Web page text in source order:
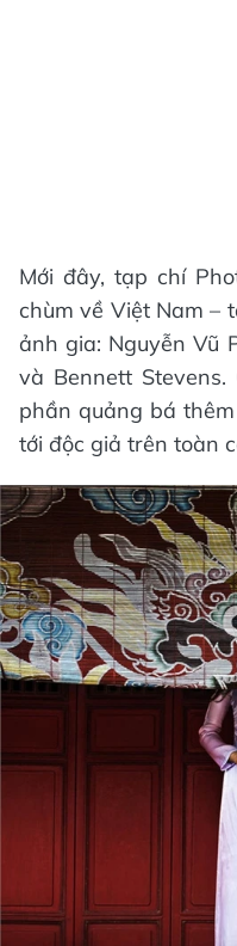
Mới đây, tạp chí
chùm về Việt Nam –
ảnh gia: Nguyễn Vũ
và Bennett
phần quảng bá
tới độc giả trên toàn